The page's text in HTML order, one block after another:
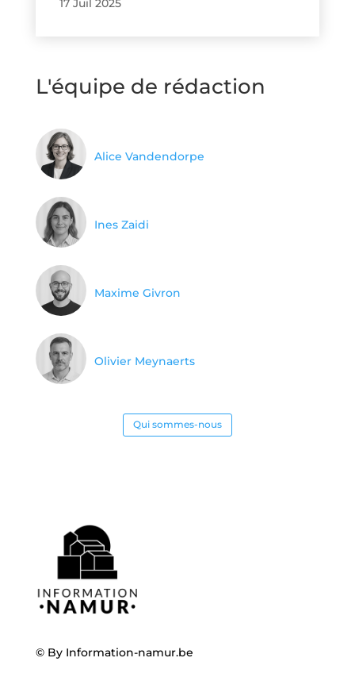
L'équipe de rédaction
Alice Vandendorpe
Ines Zaidi
Maxime Givron
Olivier Meynaerts
Qui sommes-nous
© By Information-namur.be